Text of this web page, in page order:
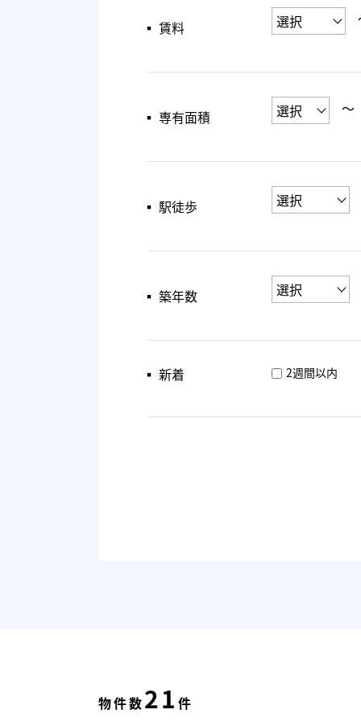
▪︎ 賃料
▪︎ 専有面積 〜
▪︎ 駅徒歩
▪︎ 築年数
▪︎ 新着 2週間以内
物件数21 件